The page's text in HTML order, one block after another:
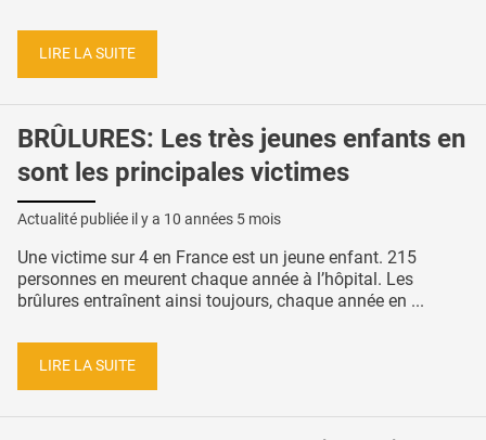
LIRE LA SUITE
BRÛLURES: Les très jeunes enfants en
sont les principales victimes
Actualité publiée il y a 10 années 5 mois
Une victime sur 4 en France est un jeune enfant. 215
personnes en meurent chaque année à l’hôpital. Les
brûlures entraînent ainsi toujours, chaque année en ...
LIRE LA SUITE